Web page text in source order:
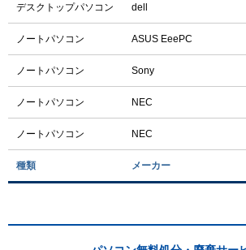
デスクトップパソコン dell
ノートパソコン ASUS EeePC
ノートパソコン Sony
ノートパソコン NEC
ノートパソコン NEC
種類 メーカー